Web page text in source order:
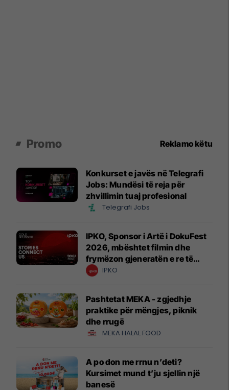
Promo Reklamo këtu
Konkurset e javës në Telegrafi
Jobs: Mundësi të reja për
zhvillimin tuaj profesional
Telegrafi Jobs
IPKO, Sponsor i Artë i DokuFest
2026, mbështet filmin dhe
frymëzon gjeneratën e re të
krijuesve
IPKO
Pashtetat MEKA - zgjedhje
praktike për mëngjes, piknik
dhe rrugë
MEKA HALAL FOOD
A po don me rrnu n’deti?
Kursimet mund t’ju sjellin një
banesë